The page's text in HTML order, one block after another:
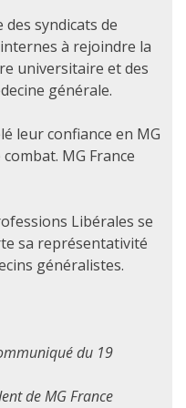
des syndicats de
à rejoindre la
universitaire et des
générale.
leur confiance en MG
MG France
Libérales se
sa représentativité
généralistes.
du 19
de MG France